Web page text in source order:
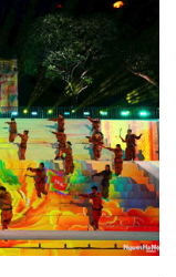
Hà Nội và thúc đẩy